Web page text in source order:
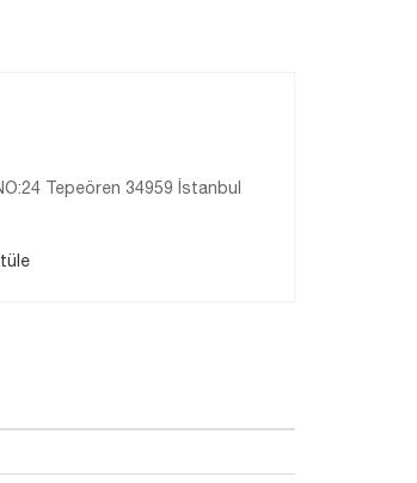
Tepeören 34959 İstanbul